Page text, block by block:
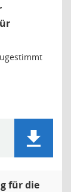
für die